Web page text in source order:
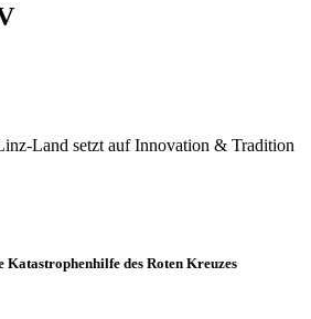
Land setzt auf Innovation & Tradition
des Roten Kreuzes